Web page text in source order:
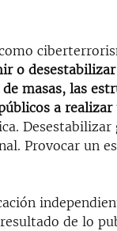
o
masas, las
a
Provocar un
de lo